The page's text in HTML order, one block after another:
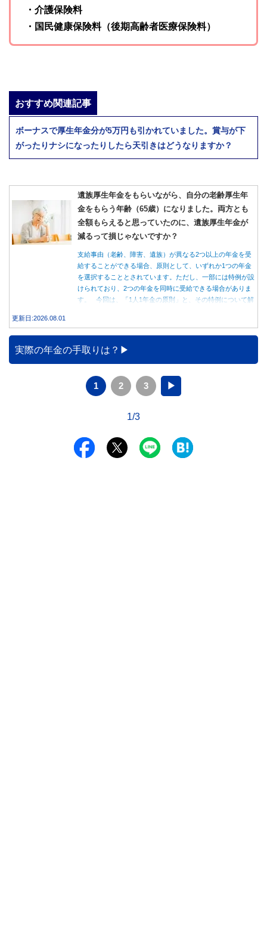
・介護保険料
・国民健康保険料（後期高齢者医療保険料）
おすすめ関連記事
ボーナスで厚生年金分が5万円も引かれていました。賞与が下
がったりナシになったりしたら天引きはどうなりますか？
遺族厚生年金をもらいながら、自分の老齢厚生年
金をもらう年齢（65歳）になりました。両方とも
全額もらえると思っていたのに、遺族厚生年金が
減るって損じゃないですか？
支給事由（老齢、障害、遺族）が異なる2つ以上の年金を受
給することができる場合、原則として、いずれか1つの年金
を選択することとされています。ただし、一部には特例が設
けられており、2つの年金を同時に受給できる場合がありま
す。 今回は、「1人1年金の原則」と、その特例について解
更新日:2026.08.01
実際の年金の手取りは？
1 2 3 ▶
1/3